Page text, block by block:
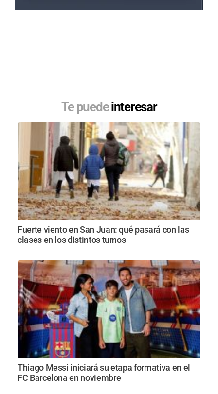
Te puedeinteresar
Fuerte viento en San Juan: qué pasará con las
clases en los distintos turnos
Thiago Messi iniciará su etapa formativa en el
FC Barcelona en noviembre